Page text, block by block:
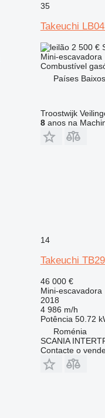
35
Takeuchi
2 500 €
Mini-escavadora
Combustível
Países
Troostwijk
8anos na
14
Takeuchi
46 000 €
Mini-escavadora
2018
4 986 m/h
Potência 50.72
Roménia
SCANIA
Contacte o